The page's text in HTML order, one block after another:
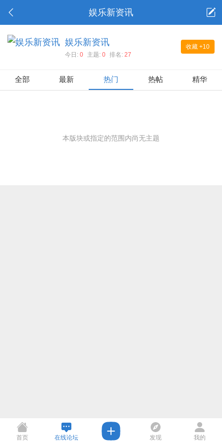
娱乐新资讯
收藏 +10
娱乐新资讯
今日: 0 主题: 0 排名: 27
全部 最新 热门 热帖 精华
本版块或指定的范围内尚无主题
首页 在线论坛 发现 我的